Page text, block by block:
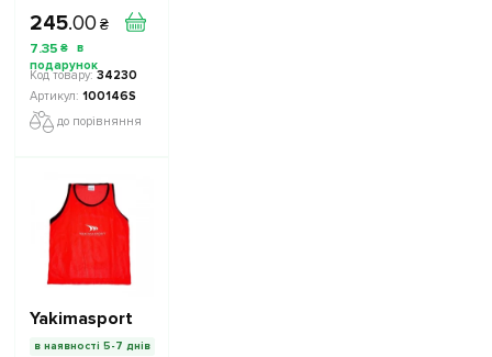
помаранчевий
245.00 ₴
7.35 ₴
34230
100146S
до порівняння
Yakimasport
в наявності 5-7 днів